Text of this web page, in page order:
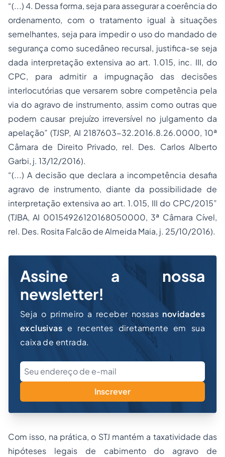
“(...) 4. Dessa forma, seja para assegurar a coerência do
ordenamento, com o tratamento igual à situações
semelhantes, seja para impedir o uso do mandado de
segurança como sucedâneo recursal, justifica-se seja
dada interpretação extensiva ao art. 1.015, inc. III, do
CPC, para admitir a impugnação das decisões
interlocutórias que versarem sobre competência pela
via do agravo de instrumento, assim como outras que
podem causar prejuízo irreversível no julgamento da
apelação” (TJSP, AI 2187603-32.2016.8.26.0000, 10ª
Câmara de Direito Privado, rel. Des. Carlos Alberto
Garbi, j. 13/12/2016).
“(...) A decisão que declara a incompetência desafia
agravo de instrumento, diante da possibilidade de
interpretação extensiva ao art. 1.015, III do CPC/2015”
(TJBA, AI 00154926120168050000, 3ª Câmara Cível,
rel. Des. Rosita Falcão de Almeida Maia, j. 25/10/2016).
Assine a nossa
newsletter!
Seja o primeiro a receber nossas novidades
exclusivas e recentes diretamente em sua
caixa de entrada.
Inscrever
Com isso, na prática, o STJ mantém a taxatividade das
hipóteses legais de cabimento do agravo de